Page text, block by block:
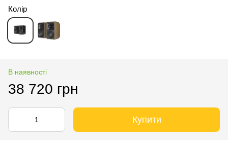
Колір
В наявності
38 720 грн
Купити